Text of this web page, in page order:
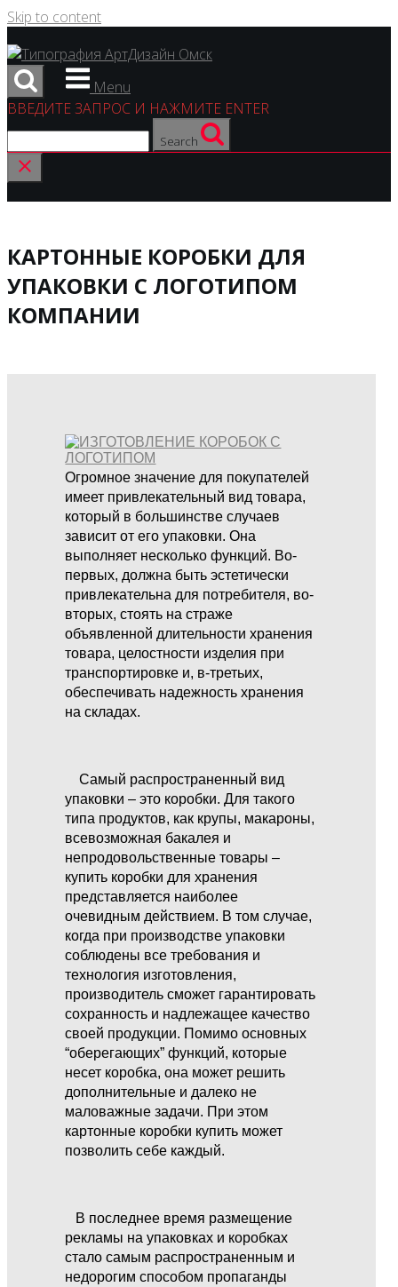
Skip to content
Menu
ВВЕДИТЕ ЗАПРОС И НАЖМИТЕ ENTER
Search
КАРТОННЫЕ КОРОБКИ ДЛЯ
УПАКОВКИ С ЛОГОТИПОМ
КОМПАНИИ
Огромное значение для покупателей
имеет привлекательный вид товара,
который в большинстве случаев
зависит от его упаковки. Она
выполняет несколько функций. Во-
первых, должна быть эстетически
привлекательна для потребителя, во-
вторых, стоять на страже
объявленной длительности хранения
товара, целостности изделия при
транспортировке и, в-третьих,
обеспечивать надежность хранения
на складах.
Самый распространенный вид
упаковки – это коробки. Для такого
типа продуктов, как крупы, макароны,
всевозможная бакалея и
непродовольственные товары –
купить коробки для хранения
представляется наиболее
очевидным действием. В том случае,
когда при производстве упаковки
соблюдены все требования и
технология изготовления,
производитель сможет гарантировать
сохранность и надлежащее качество
своей продукции. Помимо основных
“оберегающих” функций, которые
несет коробка, она может решить
дополнительные и далеко не
маловажные задачи. При этом
картонные коробки купить может
позволить себе каждый.
В последнее время размещение
рекламы на упаковках и коробках
стало самым распространенным и
недорогим способом пропаганды